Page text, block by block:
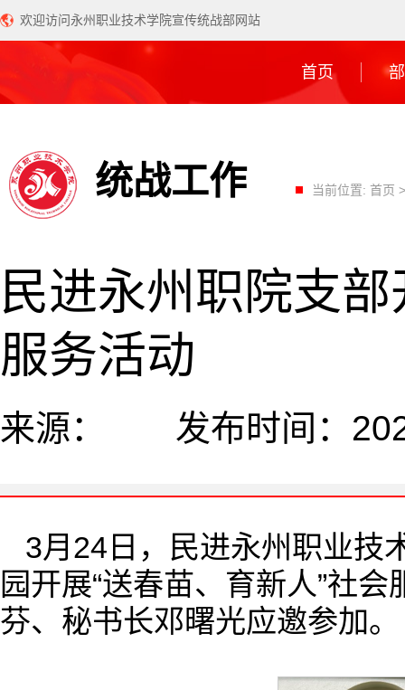
欢迎访问永州职业技术学院宣传统战部网站
首页
统战工作 当前位置: 首页
民进永州职院支部
服务活动
来源： 发布时间：
3月24日，民进永州职业技
园开展“送春苗、育新人”社
芬、秘书长邓曙光应邀参加。